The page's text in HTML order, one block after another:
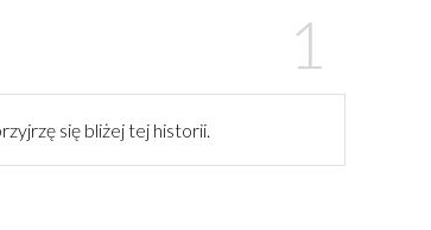
się bliżej tej historii.